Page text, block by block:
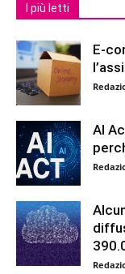
I più letti
E-
AI